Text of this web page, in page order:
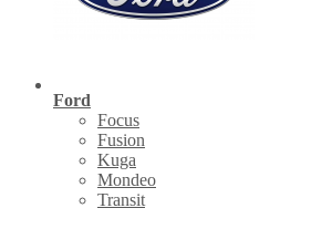
Ford
Focus
Fusion
Kuga
Mondeo
Transit